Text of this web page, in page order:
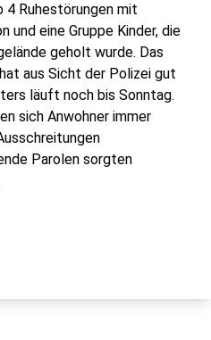
4 Ruhestörungen mit
und eine Gruppe Kinder, die
geholt wurde. Das
aus Sicht der Polizei gut
läuft noch bis Sonntag.
sich Anwohner immer
Parolen sorgten